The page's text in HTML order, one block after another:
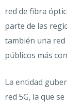
red de fibra
parte de las
también una
públicos más
La entidad
red 5G, la que